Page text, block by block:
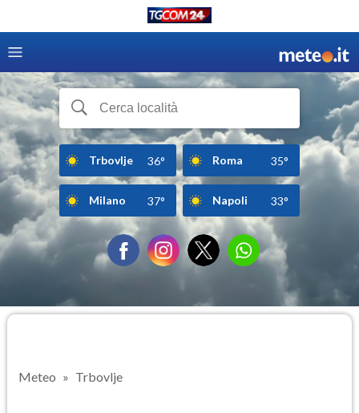
Trbovlje 36° Roma 35°
Milano 37° Napoli 33°
Meteo Trbovlje